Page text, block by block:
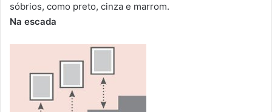
sóbrios, como preto, cinza e marrom.
Na escada